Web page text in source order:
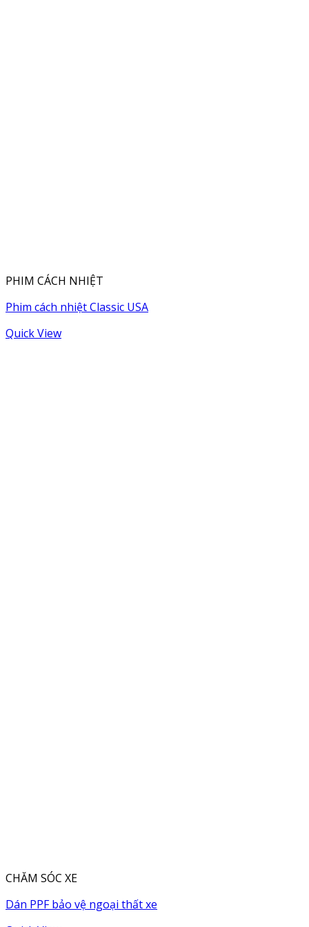
PHIM CÁCH NHIỆT
Phim cách nhiệt Classic USA
Quick View
CHĂM SÓC XE
Dán PPF bảo vệ ngoại thất xe